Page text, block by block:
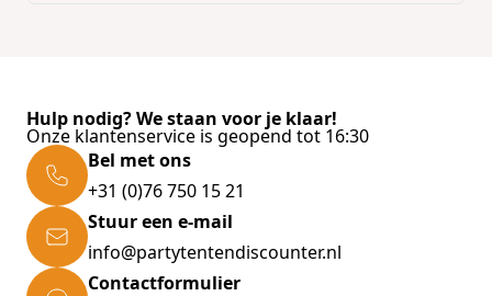
Hulp nodig? We staan voor je klaar!
Onze klantenservice is geopend tot 16:30
Bel met ons
+31 (0)76 750 15 21
Stuur een e-mail
info@partytentendiscounter.nl
Contactformulier